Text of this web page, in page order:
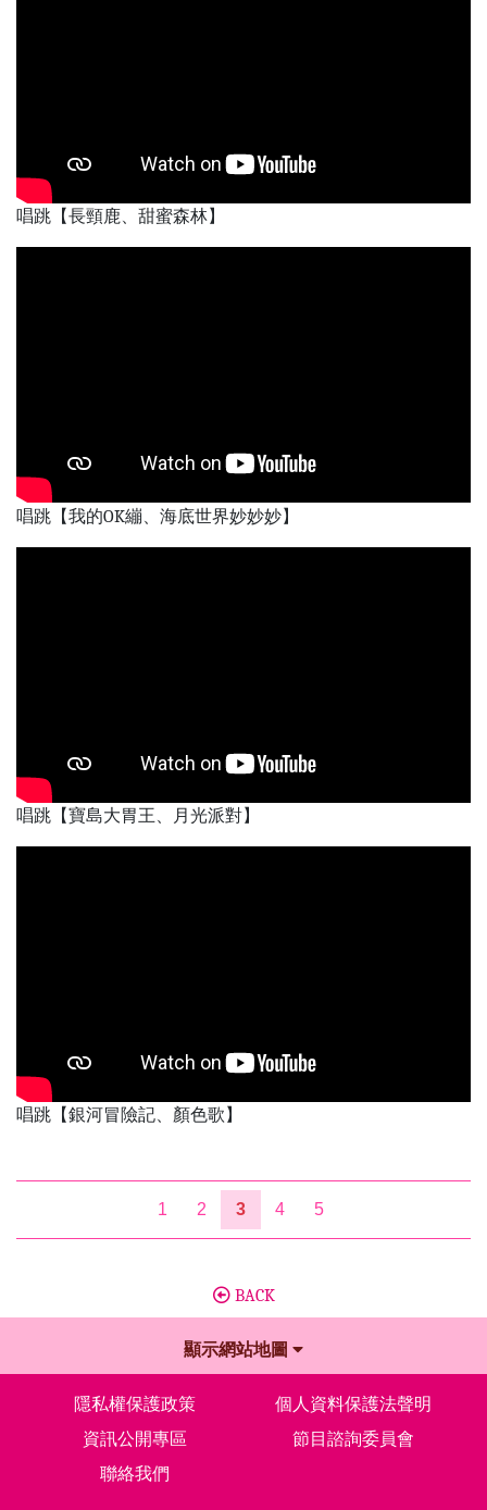
唱跳【長頸鹿、甜蜜森林】
唱跳【我的OK繃、海底世界妙妙妙】
唱跳【寶島大胃王、月光派對】
唱跳【銀河冒險記、顏色歌】
1 2 3 4 5
BACK
顯示網站地圖
隱私權保護政策
個人資料保護法聲明
資訊公開專區
節目諮詢委員會
聯絡我們